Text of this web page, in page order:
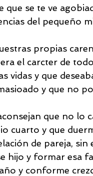
que se te ve
del pequeño
propias
el carcter de
vidas y que
y que no
que no lo
cuarto y que
de pareja, sin
hijo y formar esa
y conforme